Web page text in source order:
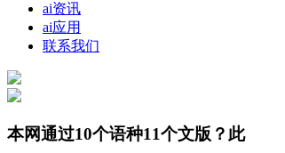
ai资讯
ai应用
联系我们
本网通过10个语种11个文版？此